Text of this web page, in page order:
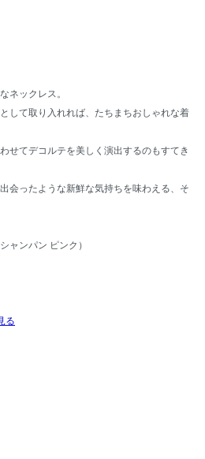
ネックレス。
して取り入れれば、たちまちおしゃれな着
せてデコルテを美しく演出するのもすてき
会ったような新鮮な気持ちを味わえる、そ
ャンパン ピンク）
る